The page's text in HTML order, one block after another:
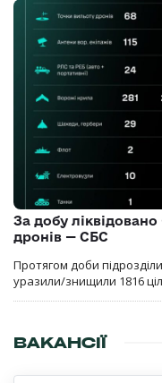
За добу
дронів — СБС
Протягом доби
уразили/знищили 1816
ВАКАНСІЇ